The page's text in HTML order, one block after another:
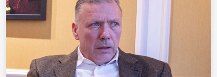
Belgiska kungahuset
Jordanska kungahuset
Luxemburgska storhertighuset
Japanska kejsarhuset